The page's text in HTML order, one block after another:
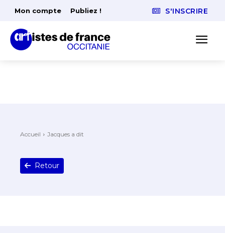
Mon compte Publiez ! S'INSCRIRE
Accueil Jacques a dit
Retour